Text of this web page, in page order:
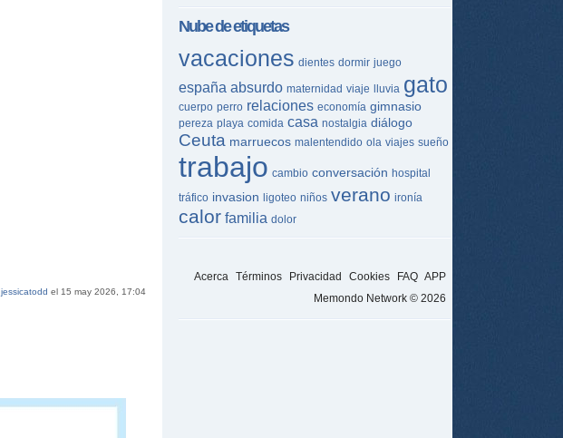
jessicatodd el 15 may 2026, 17:04
Nube de etiquetas
vacaciones dientes dormir juego
españa absurdo maternidad viaje lluvia gato
cuerpo perro relaciones economía gimnasio
pereza playa comida casa nostalgia diálogo
Ceuta marruecos malentendido ola viajes sueño
trabajo cambio conversación hospital
tráfico invasion ligoteo niños verano ironía
calor familia dolor
Acerca Términos Privacidad Cookies FAQ APP
Memondo Network © 2026